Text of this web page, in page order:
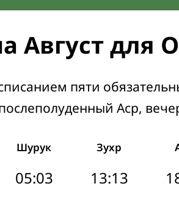
Август для
пяти
Аср,
Шурук Зухр
05:03 13:13